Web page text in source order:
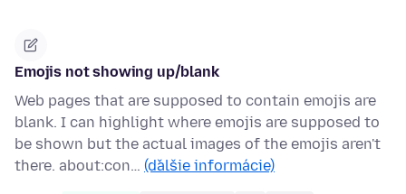
Emojis not showing up/blank
Web pages that are supposed to contain emojis are
blank. I can highlight where emojis are supposed to
be shown but the actual images of the emojis aren't
there. about:con… (ďalšie informácie)